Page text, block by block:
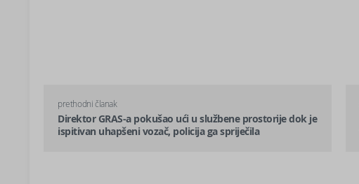
prethodni članak
Direktor GRAS-a pokušao ući u službene prostorije dok je
ispitivan uhapšeni vozač, policija ga spriječila